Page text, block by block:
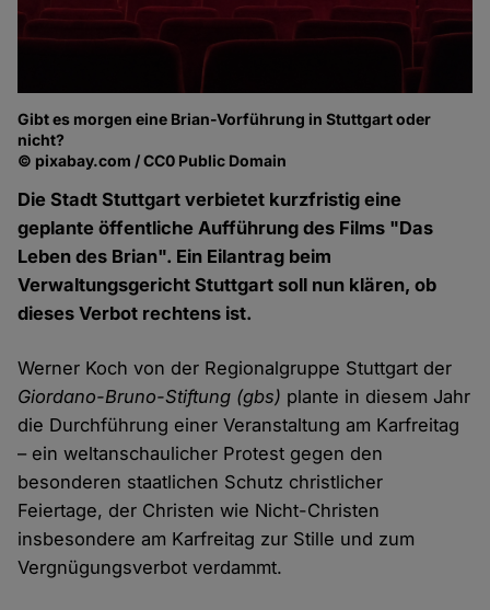
Gibt es morgen eine Brian-Vorführung in Stuttgart oder
nicht?
© pixabay.com / CC0 Public Domain
Die Stadt Stuttgart verbietet kurzfristig eine
geplante öffentliche Aufführung des Films "Das
Leben des Brian". Ein Eilantrag beim
Verwaltungsgericht Stuttgart soll nun klären, ob
dieses Verbot rechtens ist.
Werner Koch von der Regionalgruppe Stuttgart der
Giordano-Bruno-Stiftung (gbs) plante in diesem Jahr
die Durchführung einer Veranstaltung am Karfreitag
– ein weltanschaulicher Protest gegen den
besonderen staatlichen Schutz christlicher
Feiertage, der Christen wie Nicht-Christen
insbesondere am Karfreitag zur Stille und zum
Vergnügungsverbot verdammt.